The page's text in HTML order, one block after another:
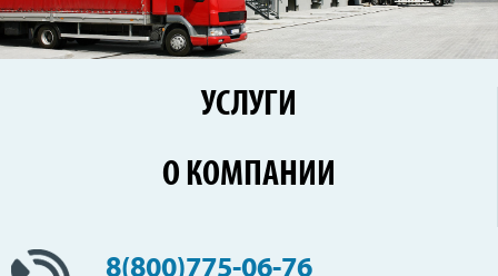
УСЛУГИ
Железнодорожные перевозки
Негабаритные перевозки
О КОМПАНИИ
8(800)775-06-76